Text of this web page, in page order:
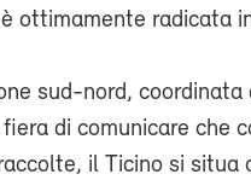
ottimamente radicata
sud-nord, coordinata
di comunicare che
il Ticino si situa